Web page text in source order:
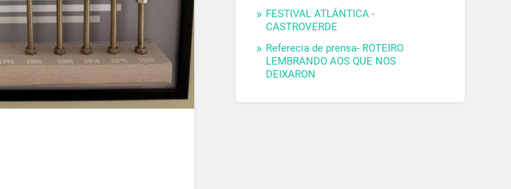
FESTIVAL ATLÁNTICA -
CASTROVERDE
Referecia de prensa- ROTEIRO
LEMBRANDO AOS QUE NOS
DEIXARON